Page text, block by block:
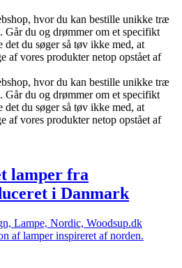
hvor du kan bestille unikke træ
Går du og drømmer om et specifikt
du søger så tøv ikke med, at
af vores produkter netop opstået af
hvor du kan bestille unikke træ
Går du og drømmer om et specifikt
du søger så tøv ikke med, at
af vores produkter netop opstået af
lamper fra
i Danmark
Lampe, Nordic, Woodsup.dk
af lamper inspireret af norden.